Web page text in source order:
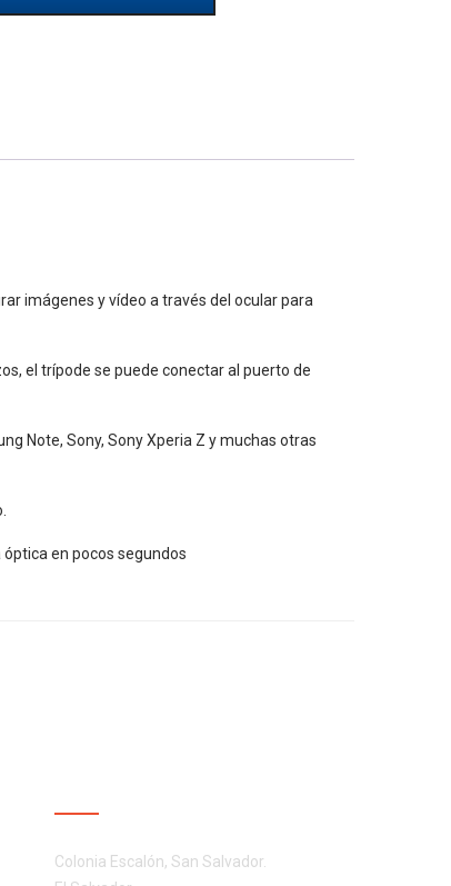
imágenes y vídeo a través del ocular para
el trípode se puede conectar al puerto de
Note, Sony, Sony Xperia Z y muchas otras
en pocos segundos
Colonia Escalón, San Salvador.